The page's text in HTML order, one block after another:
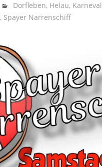
Dorfleben, Helau, Karneval
, Spayer Narrenschiff